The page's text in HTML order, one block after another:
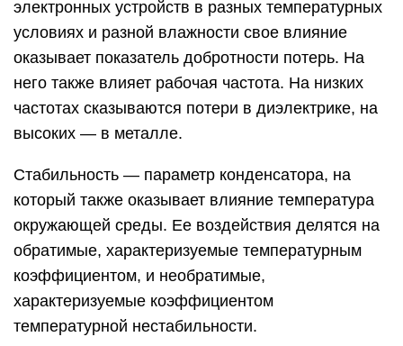
характеризуемые коэффициентом
температурной нестабильности.
Надежность работы конденсатора в первую
очередь зависит от условий эксплуатации.
Анализ поломок говорит о том, что в 80%
пробой.